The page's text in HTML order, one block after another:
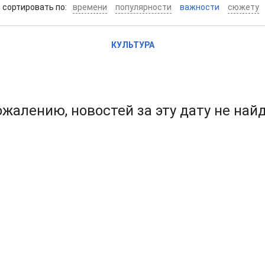
cортировать по: времени популярности важности сюжету
КУЛЬТУРА
новостей за эту дату не